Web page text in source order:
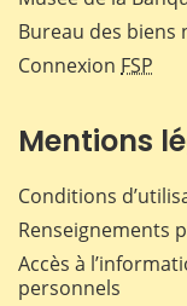
Bureau des biens
Connexion FSP
Mentions
Conditions
Renseignements
Accès à
personnels